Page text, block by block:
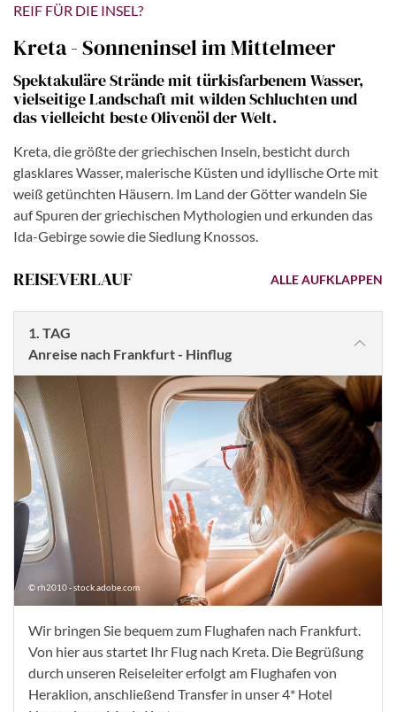
REIF FÜR DIE INSEL?
Kreta - Sonneninsel im Mittelmeer
Spektakuläre Strände mit türkisfarbenem Wasser,
vielseitige Landschaft mit wilden Schluchten und
das vielleicht beste Olivenöl der Welt.
Kreta, die größte der griechischen Inseln, besticht durch
glasklares Wasser, malerische Küsten und idyllische Orte mit
weiß getünchten Häusern. Im Land der Götter wandeln Sie
auf Spuren der griechischen Mythologien und erkunden das
Ida-Gebirge sowie die Siedlung Knossos.
REISEVERLAUF ALLE AUFKLAPPEN
1. TAG
Anreise nach Frankfurt - Hinflug
© rh2010 - stock.adobe.com
Wir bringen Sie bequem zum Flughafen nach Frankfurt.
Von hier aus startet Ihr Flug nach Kreta. Die Begrüßung
durch unseren Reiseleiter erfolgt am Flughafen von
Heraklion, anschließend Transfer in unser 4* Hotel